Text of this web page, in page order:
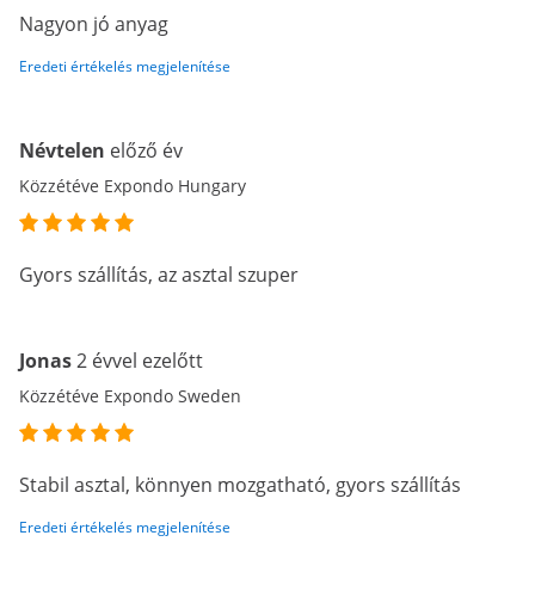
Nagyon jó anyag
Eredeti értékelés megjelenítése
Névtelen előző év
Közzétéve Expondo Hungary
Gyors szállítás, az asztal szuper
Jonas2 évvel ezelőtt
Közzétéve Expondo Sweden
Stabil asztal, könnyen mozgatható, gyors szállítás
Eredeti értékelés megjelenítése